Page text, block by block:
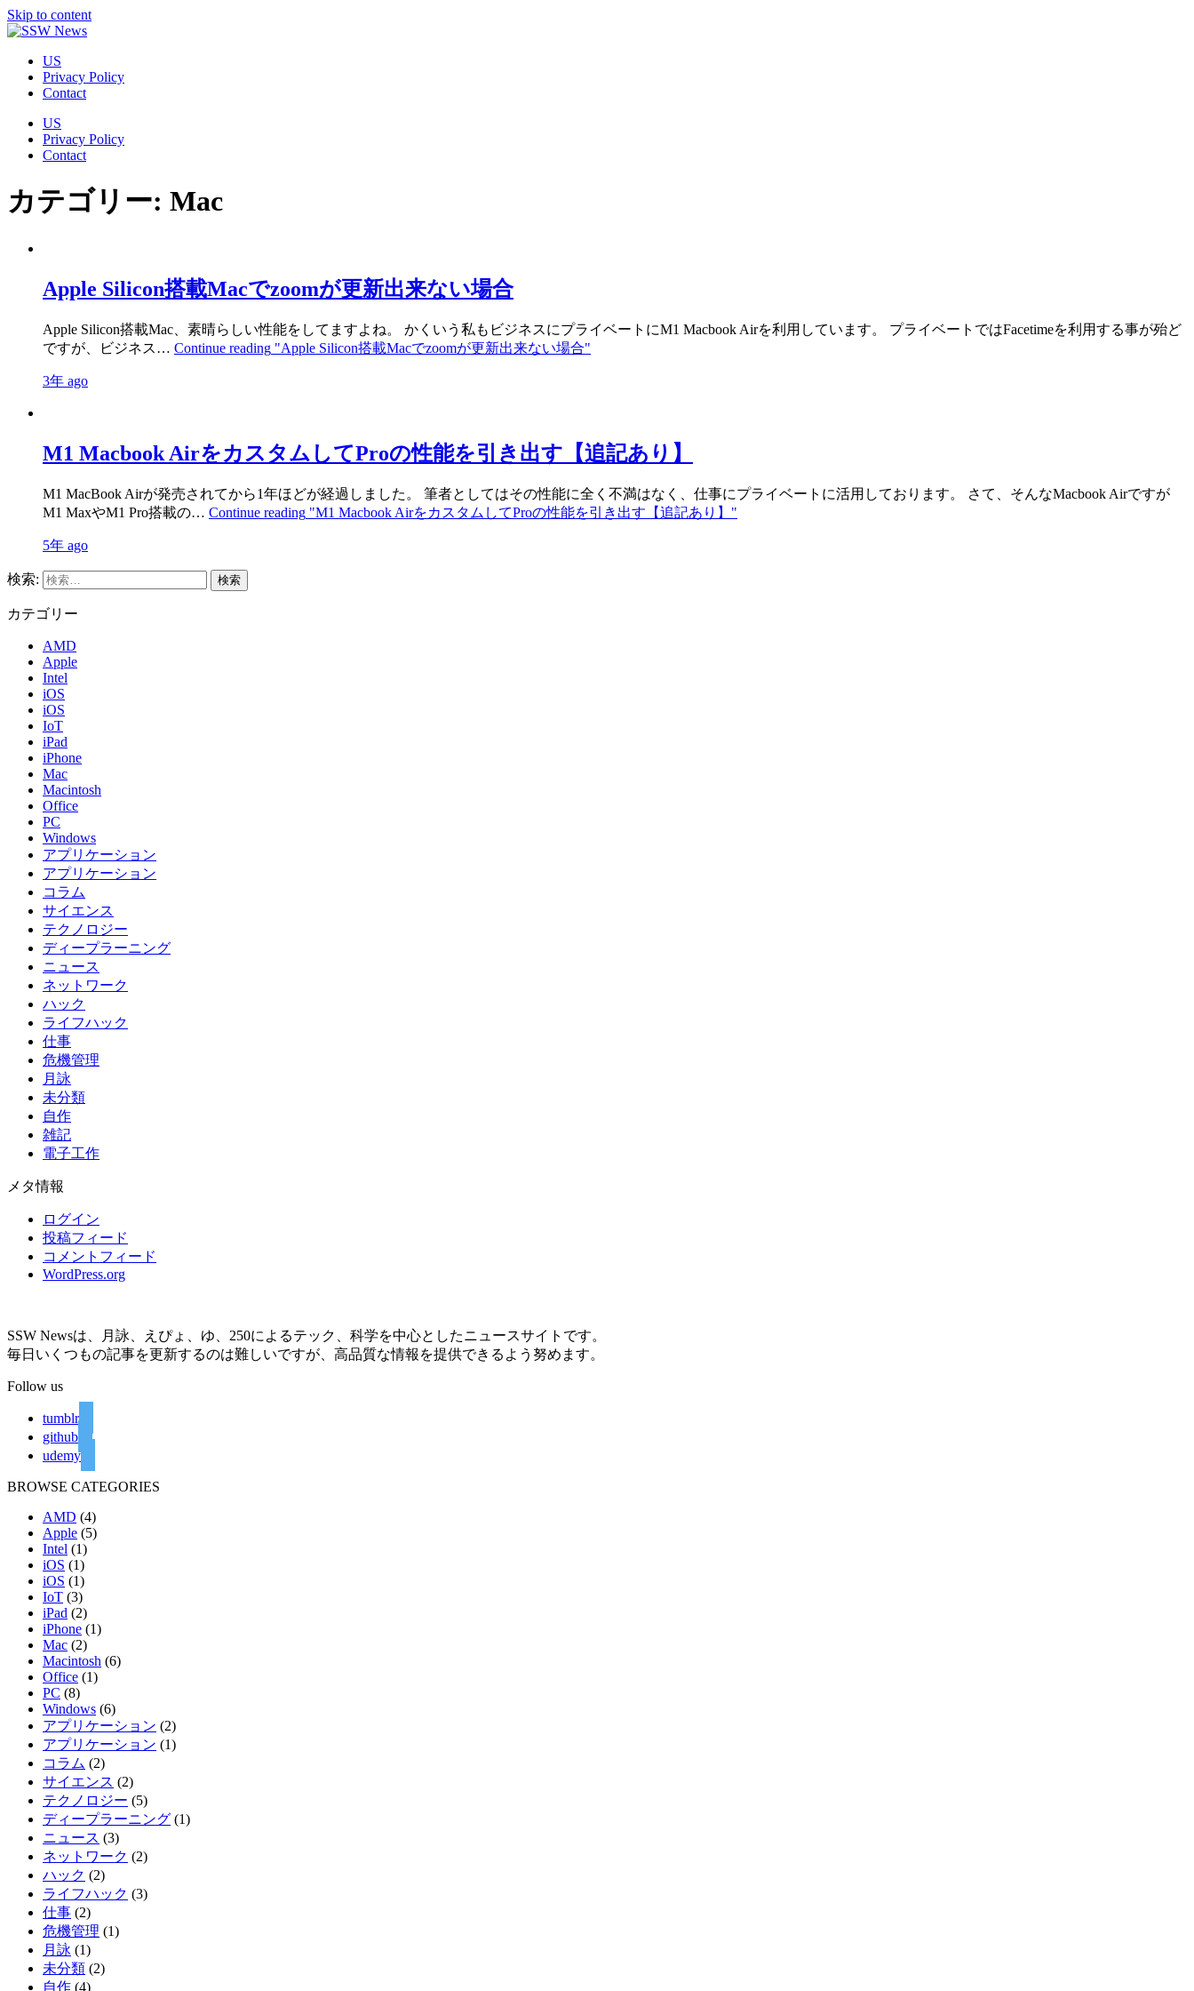
Skip to content
US
Privacy Policy
Contact
US
Privacy Policy
Contact
カテゴリー: Mac
Apple Silicon搭載Macでzoomが更新出来ない場合
Apple Silicon搭載Mac、素晴らしい性能をしてますよね。 かくいう私もビジネスにプライベートにM1 Macbook Airを利用しています。 プライベートではFacetimeを利用する事が殆ど
ですが、ビジネス… Continue reading "Apple Silicon搭載Macでzoomが更新出来ない場合"
3年 ago
M1 Macbook AirをカスタムしてProの性能を引き出す【追記あり】
M1 MacBook Airが発売されてから1年ほどが経過しました。 筆者としてはその性能に全く不満はなく、仕事にプライベートに活用しております。 さて、そんなMacbook Airですが
M1 MaxやM1 Pro搭載の… Continue reading "M1 Macbook AirをカスタムしてProの性能を引き出す【追記あり】"
5年 ago
検索:
カテゴリー
AMD
Apple
Intel
iOS
iOS
IoT
iPad
iPhone
Mac
Macintosh
Office
PC
Windows
アプリケーション
アプリケーション
コラム
サイエンス
テクノロジー
ディープラーニング
ニュース
ネットワーク
ハック
ライフハック
仕事
危機管理
月詠
未分類
自作
雑記
電子工作
メタ情報
ログイン
投稿フィード
コメントフィード
WordPress.org
SSW Newsは、月詠、えぴょ、ゆ、250によるテック、科学を中心としたニュースサイトです。
毎日いくつもの記事を更新するのは難しいですが、高品質な情報を提供できるよう努めます。
Follow us
tumblr
github
udemy
BROWSE CATEGORIES
AMD (4)
Apple (5)
Intel (1)
iOS (1)
iOS (1)
IoT (3)
iPad (2)
iPhone (1)
Mac (2)
Macintosh (6)
Office (1)
PC (8)
Windows (6)
アプリケーション (2)
アプリケーション (1)
コラム (2)
サイエンス (2)
テクノロジー (5)
ディープラーニング (1)
ニュース (3)
ネットワーク (2)
ハック (2)
ライフハック (3)
仕事 (2)
危機管理 (1)
月詠 (1)
未分類 (2)
自作 (4)